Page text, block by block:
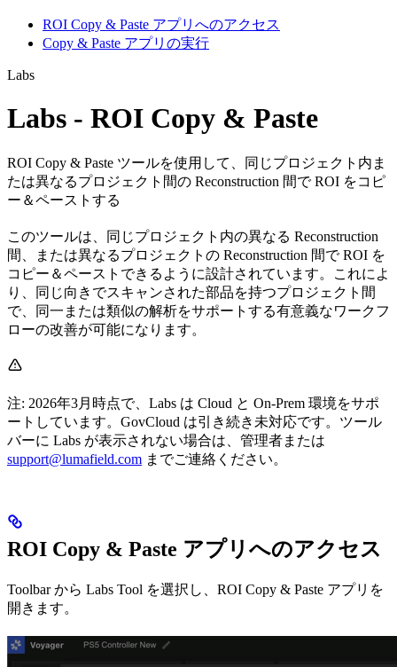
ROI Copy & Paste アプリへのアクセス
Copy & Paste アプリの実行
Labs
Labs - ROI Copy & Paste
ROI Copy & Paste ツールを使用して、同じプロジェクト内ま
たは異なるプロジェクト間の Reconstruction 間で ROI をコピ
ー＆ペーストする
このツールは、同じプロジェクト内の異なる Reconstruction
間、または異なるプロジェクトの Reconstruction 間で ROI を
コピー＆ペーストできるように設計されています。これによ
り、同じ向きでスキャンされた部品を持つプロジェクト間
で、同一または類似の解析をサポートする有意義なワークフ
ローの改善が可能になります。
注: 2026年3月時点で、Labs は Cloud と On-Prem 環境をサポ
ートしています。GovCloud は引き続き未対応です。ツール
バーに Labs が表示されない場合は、管理者または
support@lumafield.com までご連絡ください。
ROI Copy & Paste アプリへのアクセス
Toolbar から Labs Tool を選択し、ROI Copy & Paste アプリを
開きます。